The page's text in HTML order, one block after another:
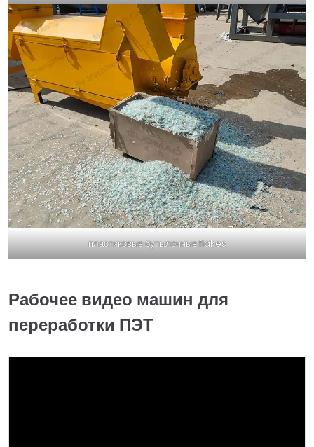
пластиковые бутылочные flakes
Рабочее видео машин для
переработки ПЭТ